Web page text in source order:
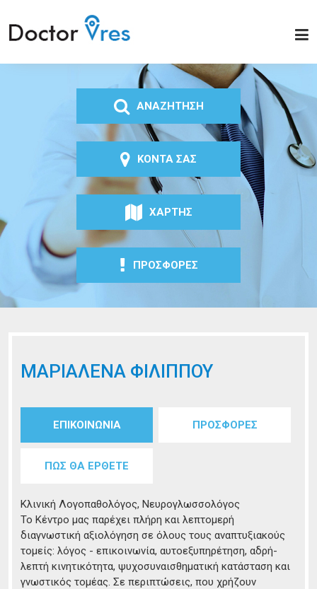
κυρίως περιεχόμενο
Doctor
ΑΝΑΖΗΤΗΣΗ
ΚΟΝΤΑ ΣΑΣ
ΧΑΡΤΗΣ
ΠΡΟΣΦΟΡΕΣ
ΜΑΡΙΑΛΕΝΑ ΦΙΛΙΠΠΟΥ
Tabs group καταχώρησης
ΕΠΙΚΟΙΝΩΝΙΑ
καρτέλα)
ΠΡΟΣΦΟΡΕΣ
ΠΩΣ ΘΑ ΕΡΘΕΤΕ
Κλινική Λογοπαθολόγος, Νευρογλωσσολόγος
Το Κέντρο μας παρέχει πλήρη και λεπτομερή
διαγνωστική αξιολόγηση σε όλους τους αναπτυξιακούς
τομείς: λόγος - επικοινωνία, αυτοεξυπηρέτηση, αδρή-
λεπτή κινητικότητα, ψυχοσυναισθηματική κατάσταση και
γνωστικός τομέας. Σε περιπτώσεις, που χρήζουν